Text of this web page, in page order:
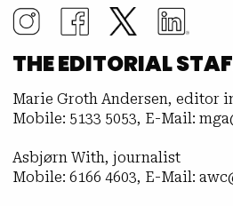
THE EDITORIAL
Marie Groth Andersen, editor
Mobile: 5133 5053, E-Mail:
Asbjørn With, journalist
Mobile: 6166 4603, E-Mail: